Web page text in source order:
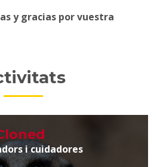
y gracias por vuestra
i cuidadores